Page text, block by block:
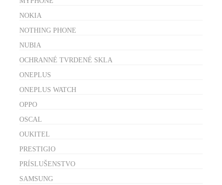
NOKIA
NOTHING PHONE
NUBIA
OCHRANNÉ TVRDENÉ SKLA
ONEPLUS
ONEPLUS WATCH
OPPO
OSCAL
OUKITEL
PRESTIGIO
PRÍSLUŠENSTVO
SAMSUNG